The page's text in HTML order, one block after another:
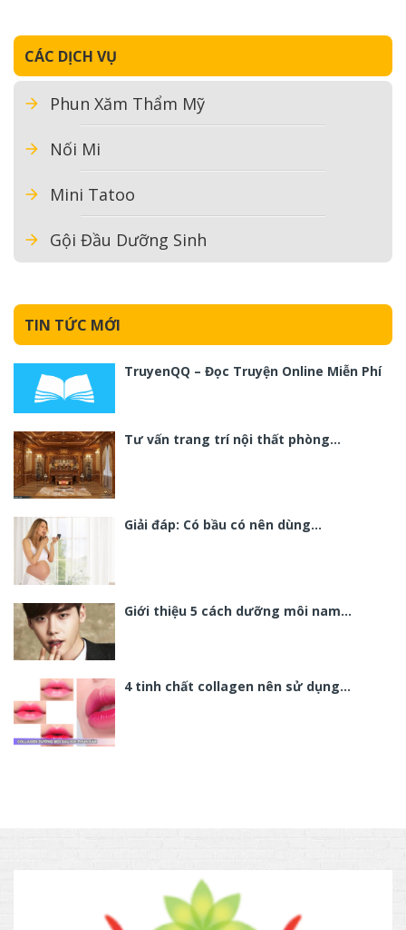
CÁC DỊCH VỤ
Phun Xăm Thẩm Mỹ
Nối Mi
Mini Tatoo
Gội Đầu Dưỡng Sinh
TIN TỨC MỚI
TruyenQQ – Đọc Truyện Online Miễn Phí
Tư vấn trang trí nội thất phòng…
Giải đáp: Có bầu có nên dùng…
Giới thiệu 5 cách dưỡng môi nam…
4 tinh chất collagen nên sử dụng…